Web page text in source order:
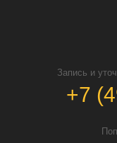
Запись и
+7